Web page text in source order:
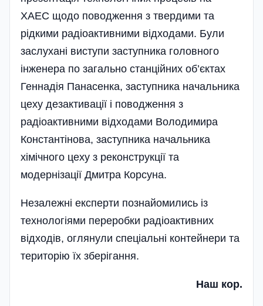
ХАЕС щодо поводження з твердими та
рідкими радіоактивними відходами. Були
заслухані виступи заступника головного
інженера по загально станці­йних об’єктах
Геннадія Панасенка, заступника начальника
цеху дезактивації і поводження з
радіоактивними відходами Володимира
Константінова, заступника начальника
хімічного цеху з реконструкції та
модернізації Дмитра Корсуна.
Незалежні експерти познайомились із
технологіями переробки радіоактивних
відходів, оглянули спеці­альні контейнери та
територію їх зберігання.
Наш кор.